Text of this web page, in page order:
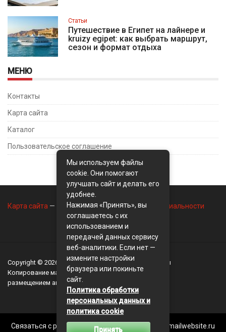
Статьи
Путешествие в Египет на лайнере и
kruizy egipet: как выбрать маршрут,
сезон и формат отдыха
МЕНЮ
Контакты
Карта сайта
Каталог
Пользовательское соглашение
Карта сайта — Контакты— Политика конфиденциальности
Copyright © 2026 BusinessMix- Экономика и финансы
Копирование материалов разрешается, только с
размещением активной ссылки на сайт
Связаться с редакцией сайта: businessmix.ru@mailwebsite.ru
Мы используем файлы
cookie. Они помогают
улучшать сайт и делать его
удобнее.
Нажимая «Принять», вы
соглашаетесь с их
использованием и
передачей данных сервису
веб-аналитики. Если нет —
измените настройки
браузера или покиньте
сайт.
Политика обработки
персональных данных и
политика cookie
Принять